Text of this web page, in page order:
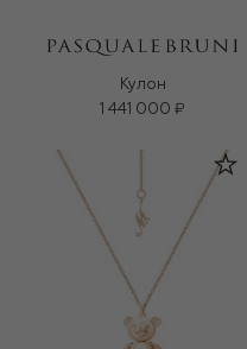
Кулон
1 441 000 ₽